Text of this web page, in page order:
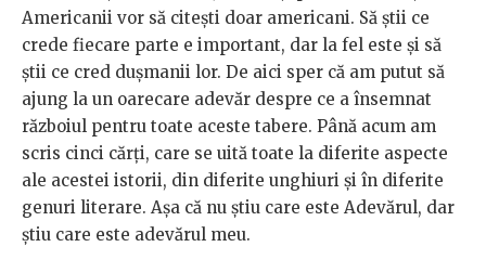
Americanii vor să citești doar americani. Să știi ce
crede fiecare parte e important, dar la fel este și să
știi ce cred dușmanii lor. De aici sper că am putut să
ajung la un oarecare adevăr despre ce a însemnat
războiul pentru toate aceste tabere. Până acum am
scris cinci cărți, care se uită toate la diferite aspecte
ale acestei istorii, din diferite unghiuri și în diferite
genuri literare. Așa că nu știu care este Adevărul, dar
știu care este adevărul meu.